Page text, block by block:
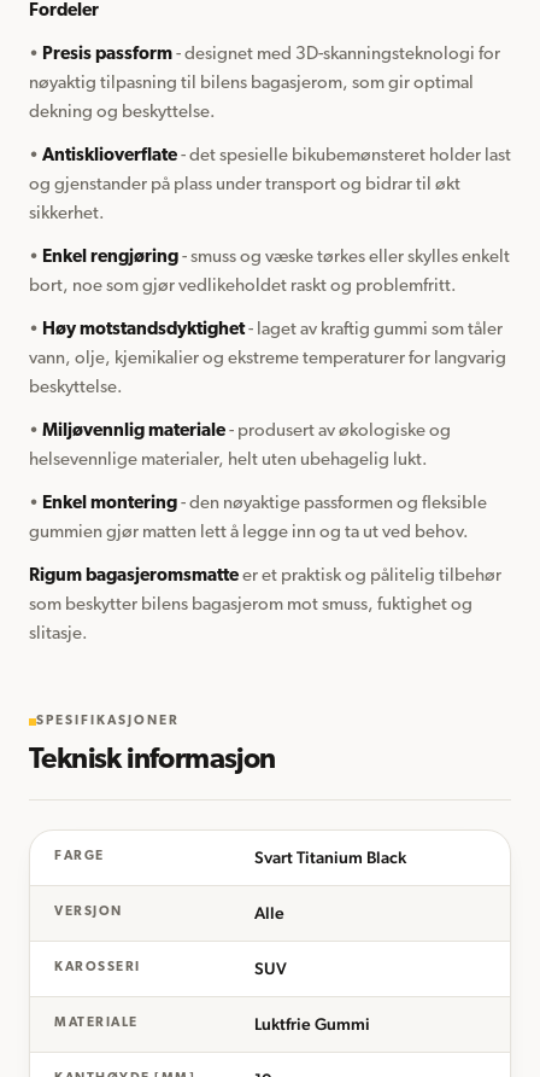
Fordeler
• Presis passform - designet med 3D-skanningsteknologi for
nøyaktig tilpasning til bilens bagasjerom, som gir optimal
dekning og beskyttelse.
• Antisklioverflate - det spesielle bikubemønsteret holder last
og gjenstander på plass under transport og bidrar til økt
sikkerhet.
• Enkel rengjøring - smuss og væske tørkes eller skylles enkelt
bort, noe som gjør vedlikeholdet raskt og problemfritt.
• Høy motstandsdyktighet - laget av kraftig gummi som tåler
vann, olje, kjemikalier og ekstreme temperaturer for langvarig
beskyttelse.
• Miljøvennlig materiale - produsert av økologiske og
helsevennlige materialer, helt uten ubehagelig lukt.
• Enkel montering - den nøyaktige passformen og fleksible
gummien gjør matten lett å legge inn og ta ut ved behov.
Rigum bagasjeromsmatte er et praktisk og pålitelig tilbehør
som beskytter bilens bagasjerom mot smuss, fuktighet og
slitasje.
SPESIFIKASJONER
Teknisk informasjon
FARGE Svart Titanium Black
VERSJON Alle
KAROSSERI SUV
MATERIALE Luktfrie Gummi